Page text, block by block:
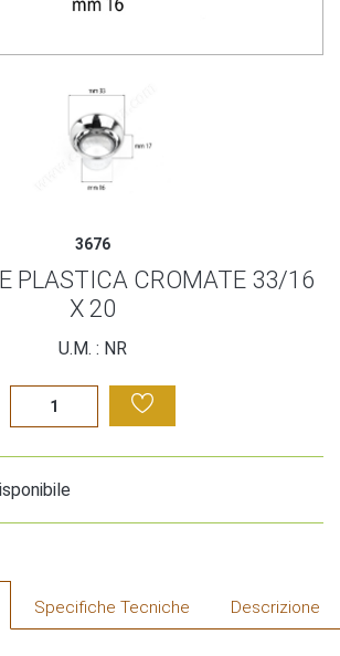
3676
PLASTICA CROMATE 33/16
X 20
U.M. : NR
Specifiche Tecniche Descrizione